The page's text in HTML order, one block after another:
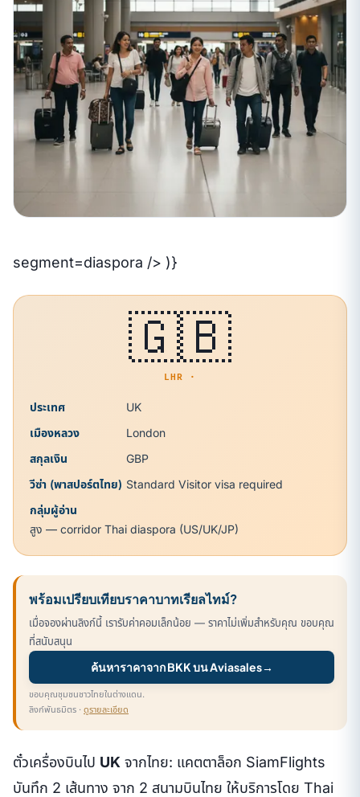
segment=diaspora /> )}
🇬🇧
LHR ·
ประเทศ
UK
เมืองหลวง
London
สกุลเงิน
GBP
วีซ่า (พาสปอร์ตไทย) Standard Visitor visa required
กลุ่มผู้อ่าน
สูง — corridor Thai diaspora (US/UK/JP)
พร้อมเปรียบเทียบราคาบาทเรียลไทม์?
เมื่อจองผ่านลิงก์นี้ เรารับค่าคอมเล็กน้อย — ราคาไม่เพิ่มสำหรับคุณ ขอบคุณ
ที่สนับสนุน
ค้นหาราคาจาก BKK บน Aviasales→
ขอบคุณชุมชนชาวไทยในต่างแดน.
ลิงก์พันธมิตร · ดูรายละเอียด
ตั๋วเครื่องบินไป UK จากไทย: แคตตาล็อก SiamFlights
บันทึก 2 เส้นทาง จาก 2 สนามบินไทย ให้บริการโดย Thai